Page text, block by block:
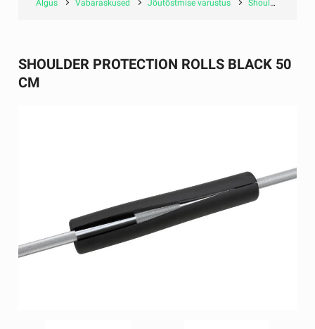
Algus Vabaraskused Jõutõstmise varustus Shoulder protection rolls black 50 cm
SHOULDER PROTECTION ROLLS BLACK 50
CM